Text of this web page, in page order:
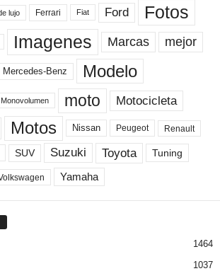
lujo Ferrari Fiat Ford Fotos
Imagenes Marcas mejor
Mercedes-Benz Modelo
Monovolumen moto Motocicleta
Motos Nissan Peugeot Renault
SUV Suzuki Toyota Tuning
Yamaha
1464
1037